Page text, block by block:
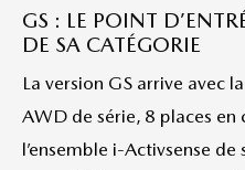
GS : LE POINT
DE SA CATÉGORIE
La version GS arrive avec
AWD de série, 8 places
l’ensemble i-Activsense